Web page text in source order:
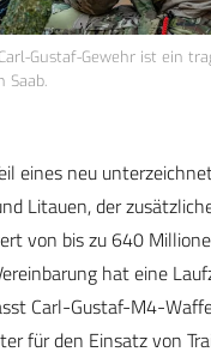
Gustaf-Gewehr ist ein
Saab.
eines neu
Litauen, der
von bis zu 640
hat eine
Carl-Gustaf-M4-
für den Einsatz von